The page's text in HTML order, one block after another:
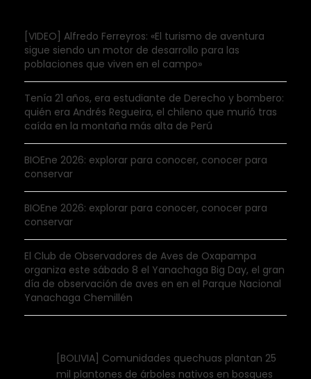
[VIDEO] Alfredo Ferreyros: «El turismo de aventura
sigue siendo un motor de desarrollo para las
poblaciones que viven en el campo»
Tenía 21 años, era estudiante de Derecho y bombero:
quién era Andrés Regueira, el chileno que murió tras
caída en la montaña más alta de Perú
BIOEne 2026: explorar para conocer, conocer para
conservar
BIOEne 2026: explorar para conocer, conocer para
conservar
El Club de Observadores de Aves de Oxapampa
organiza este sábado 8 el Yanachaga Big Day, el gran
día de observación de aves en en el Parque Nacional
Yanachaga Chemillén
[BOLIVIA] Comunidades quechuas plantan 25
mil plantones de árboles nativos en bosques